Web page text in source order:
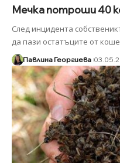
Мечка потроши 40
След инцидента
да пази остатъците от
Павлина Георгиева